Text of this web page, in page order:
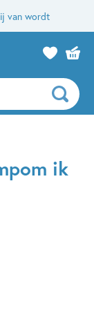
van wordt
ik